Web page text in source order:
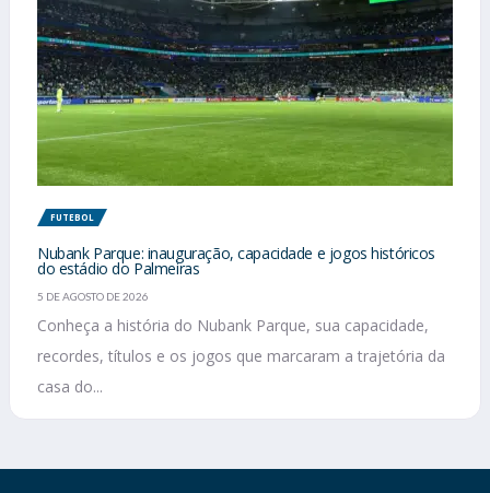
FUTEBOL
Nubank Parque: inauguração, capacidade e jogos históricos
do estádio do Palmeiras
5 DE AGOSTO DE 2026
Conheça a história do Nubank Parque, sua capacidade,
recordes, títulos e os jogos que marcaram a trajetória da
casa do...